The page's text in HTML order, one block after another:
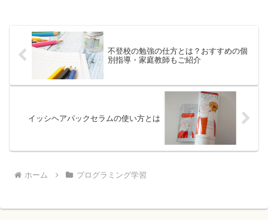
不登校の勉強の仕方とは？おすすめの個
別指導・家庭教師もご紹介
イッシヘアパックセラムの使い方とは
ホーム プログラミング学習